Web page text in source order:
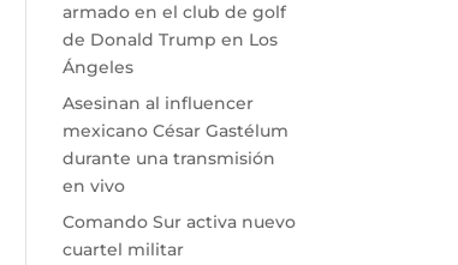
armado en el club de golf
de Donald Trump en Los
Ángeles
Asesinan al influencer
mexicano César Gastélum
durante una transmisión
en vivo
Comando Sur activa nuevo
cuartel militar